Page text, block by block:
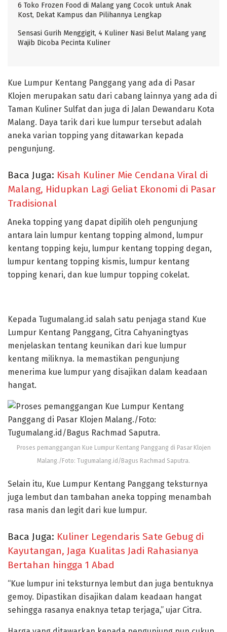
6 Toko Frozen Food di Malang yang Cocok untuk Anak
Kost, Dekat Kampus dan Pilihannya Lengkap
Sensasi Gurih Menggigit, 4 Kuliner Nasi Belut Malang yang
Wajib Dicoba Pecinta Kuliner
Kue Lumpur Kentang Panggang yang ada di Pasar
Klojen merupakan satu dari cabang lainnya yang ada di
Taman Kuliner Sulfat dan juga di Jalan Dewandaru Kota
Malang. Daya tarik dari kue lumpur tersebut adalah
aneka varian topping yang ditawarkan kepada
pengunjung.
Baca Juga: Kisah Kuliner Mie Cendana Viral di
Malang, Hidupkan Lagi Geliat Ekonomi di Pasar
Tradisional
Aneka topping yang dapat dipilih oleh pengunjung
antara lain lumpur kentang topping almond, lumpur
kentang topping keju, lumpur kentang topping degan,
lumpur kentang topping kismis, lumpur kentang
topping kenari, dan kue lumpur topping cokelat.
Kepada Tugumalang.id salah satu penjaga stand Kue
Lumpur Kentang Panggang, Citra Cahyaningtyas
menjelaskan tentang keunikan dari kue lumpur
kentang miliknya. Ia memastikan pengunjung
menerima kue lumpur yang disajikan dalam keadaan
hangat.
Proses pemanggangan Kue Lumpur Kentang Panggang di Pasar Klojen
Malang./Foto: Tugumalang.id/Bagus Rachmad Saputra.
Selain itu, Kue Lumpur Kentang Panggang teksturnya
juga lembut dan tambahan aneka topping menambah
rasa manis dan legit dari kue lumpur.
Baca Juga: Kuliner Legendaris Sate Gebug di
Kayutangan, Jaga Kualitas Jadi Rahasianya
Bertahan hingga 1 Abad
“Kue lumpur ini teksturnya lembut dan juga bentuknya
gemoy. Dipastikan disajikan dalam keadaan hangat
sehingga rasanya enaknya tetap terjaga,” ujar Citra.